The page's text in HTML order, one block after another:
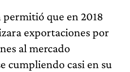
permitió que en 2018
exportaciones por
al mercado
cumpliendo casi en su